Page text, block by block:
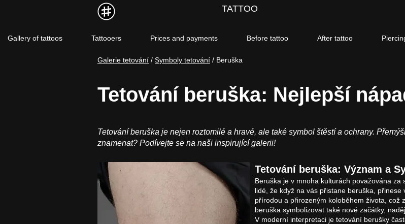
TATTOO
Gallery of tattoos Tattooers Prices and payments Before tattoo After tattoo
Galerie tetování / Symboly tetování / Beruška
Tetování beruška: Nejlepší
Tetování beruška je nejen roztomilé a hravé, ale také symbol štěstí a ochrany.
znamenat? Podívejte se na naši inspirující galerii!
Tetování beruška: Význam a
Beruška je v mnoha kulturách považována
lidé, že když na vás přistane beruška,
přírodou a přirozeným koloběhem života,
beruška symbolizovat také nové začátky,
V moderní interpretaci je tetování berušky